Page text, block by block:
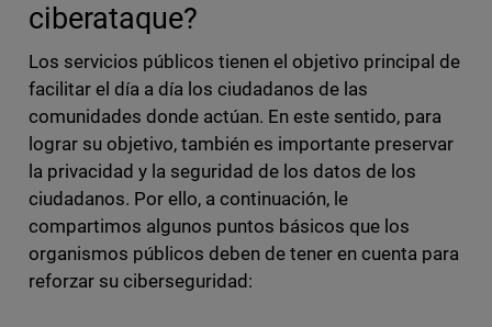
ciberataque?
Los servicios públicos tienen el objetivo principal de
facilitar el día a día los ciudadanos de las
comunidades donde actúan. En este sentido, para
lograr su objetivo, también es importante preservar
la privacidad y la seguridad de los datos de los
ciudadanos. Por ello, a continuación, le
compartimos algunos puntos básicos que los
organismos públicos deben de tener en cuenta para
reforzar su ciberseguridad: